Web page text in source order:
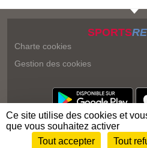
SPORTS
Charte cookies
Gestion des cookies
Envie de participer ?
Ce site utilise des cookies et
que vous souhaitez activer
Tout accepter
Tout